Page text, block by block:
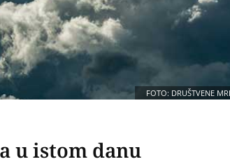
FOTO: DRUŠTVENE
u istom danu